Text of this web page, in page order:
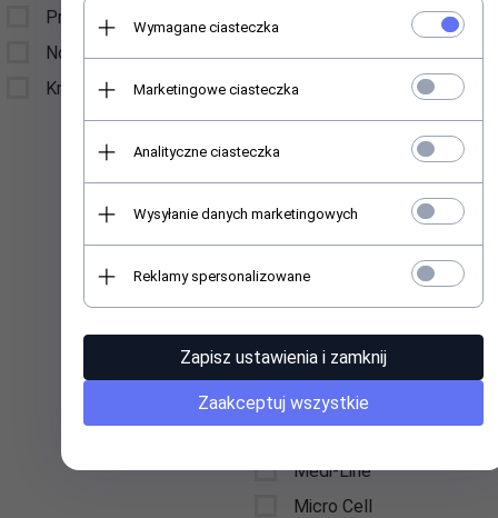
Promocje
Nowości
Kremy ochronne SPF 50
Kinetics Nail Systems,
prospekts, LV1067, Riga,
Latvia
Lavertu Cosmetics
Postbus 2118 5260 CC
Vught The Netherlands
LUKAS-ERZETT GmbH
& Co. KG ,Gebrüder-
Lukas-Straße 1, 51766
le@lukas-erzett.de
Lumene Oy, Lasikuja 2,
02780 Espoo, Finladnia,
Medi-Line
Micro Cell
Wymagane ciasteczka
Marketingowe ciasteczka
Analityczne ciasteczka
Wysyłanie danych marketingowych
Reklamy spersonalizowane
Zapisz ustawienia i zamknij
Zaakceptuj wszystkie